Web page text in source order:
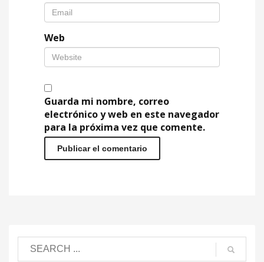
Web
Guarda mi nombre, correo
electrónico y web en este navegador
para la próxima vez que comente.